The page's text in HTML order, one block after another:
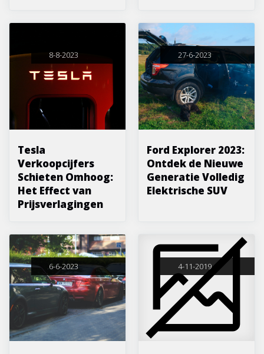
8-8-2023
Tesla
Verkoopcijfers
Schieten Omhoog:
Het Effect van
Prijsverlagingen
27-6-2023
Ford Explorer 2023:
Ontdek de Nieuwe
Generatie Volledig
Elektrische SUV
6-6-2023 4-11-2019